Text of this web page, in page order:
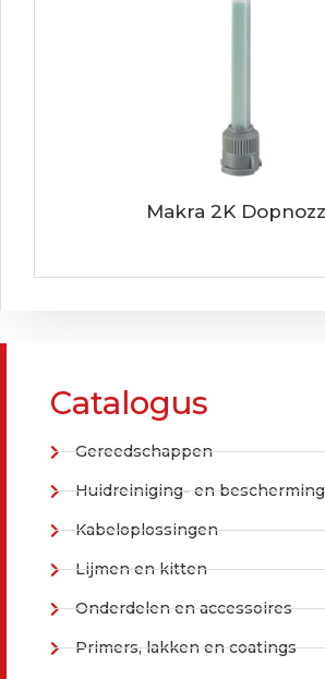
Catalogus
Gereedschappen
Huidreiniging- en bescherming
Kabeloplossingen
Lijmen en kitten
Onderdelen en accessoires
Primers, lakken en coatings
Makra 2K